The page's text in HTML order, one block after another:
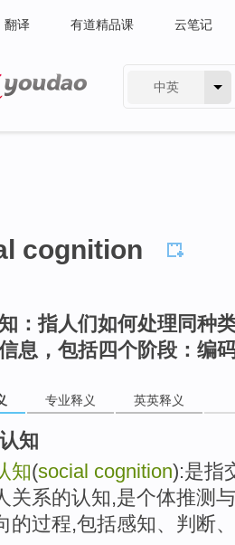
翻译 有道精品课 云笔记
中英
cognition
：指人们如何处理同种
息，包括四个阶段：编
专业释义 英英释义
知
知(social cognition):是指
关系的认知,是个体推测
的过程,包括感知、判断